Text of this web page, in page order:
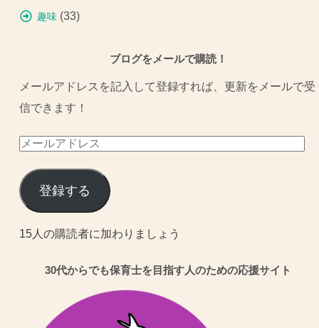
趣味 (33)
ブログをメールで購読！
メールアドレスを記入して登録すれば、更新をメールで受
信できます！
メ
ル
ア
ド
登録する
15人の購読者に加わりましょう
30代からでも保育士を目指す人のための応援サイト